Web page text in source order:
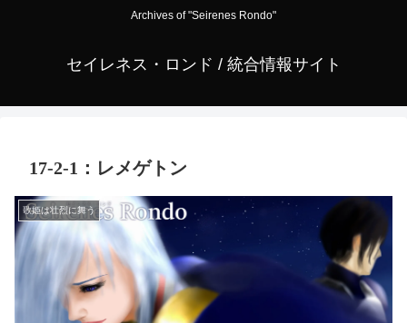
Archives of "Seirenes Rondo"
セイレネス・ロンド / 統合情報サイト
17-2-1：レメゲトン
歌姫は壮烈に舞う